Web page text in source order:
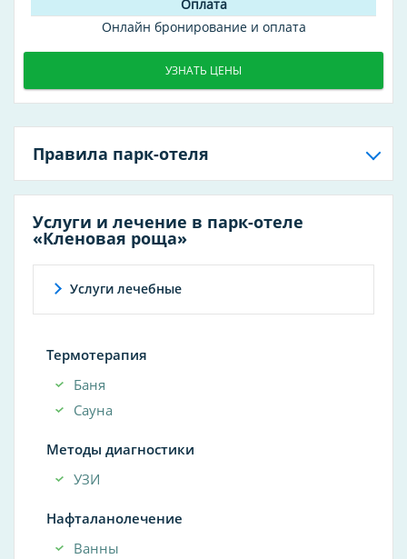
Онлайн бронирование и оплата
УЗНАТЬ ЦЕНЫ
Правила парк-отеля
Услуги и лечение в парк-отеле
«Кленовая роща»
Услуги лечебные
Термотерапия
Баня
Сауна
Методы диагностики
УЗИ
Нафталанолечение
Ванны